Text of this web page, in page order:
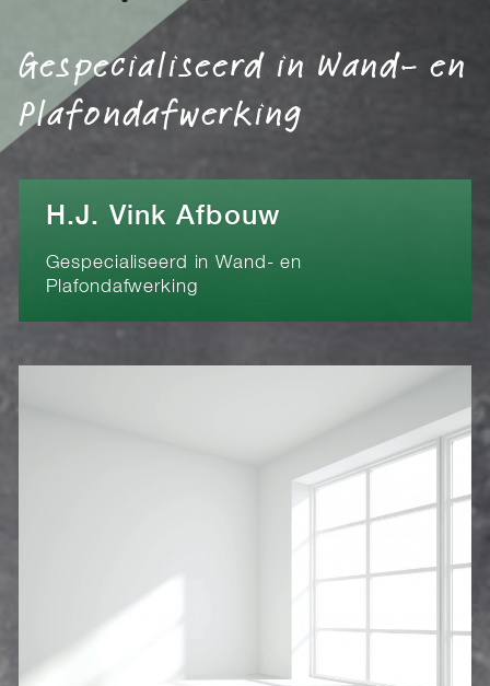
Gespecialiseerd in Wand- en
Plafondafwerking
H.J. Vink Afbouw
Gespecialiseerd in Wand- en
Plafondafwerking